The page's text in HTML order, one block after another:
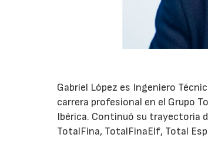
Gabriel López es Ingeniero
carrera profesional en el Grupo
Ibérica. Continuó su trayectoria
TotalFina, TotalFinaElf, Total